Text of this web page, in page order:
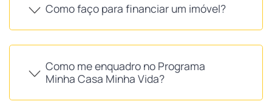
Como faço para financiar um imóvel?
Como me enquadro no Programa
Minha Casa Minha Vida?